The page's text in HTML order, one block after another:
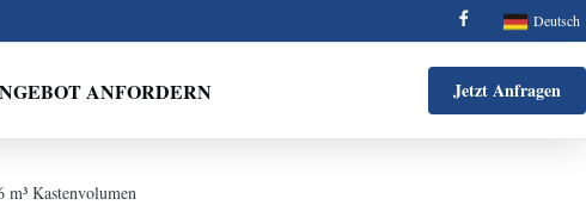
Deutsch
ANFORDERN Jetzt Anfragen
Kastenvolumen